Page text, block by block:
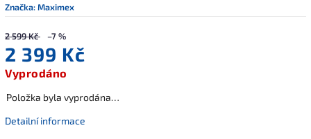
Značka:Maximex
2 599 Kč –7 %
2 399 Kč
Vyprodáno
Položka byla vyprodána…
Detailní informace